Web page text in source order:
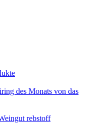
des Monats von das
rebstoff